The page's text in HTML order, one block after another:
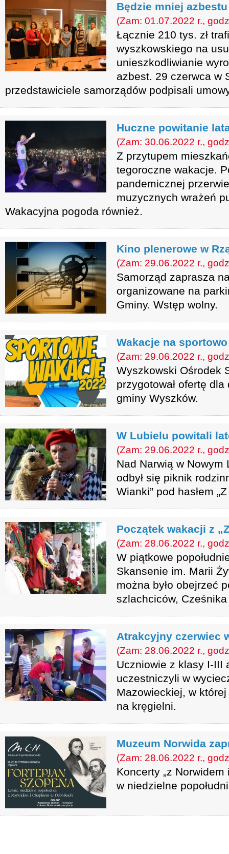
Będzie mniej azbestu
(Zam: 01.07.2022 r.,
Łącznie 210 tys. zł
wyszkowskiego na
unieszkodliwianie
azbest. 29 czerwca w
przedstawiciele samorządów podpisali
Huczne powitanie
(Zam: 30.06.2022 r.,
Z przytupem
tegoroczne wakacje.
pandemicznej
muzycznych wrażeń
Wakacyjna pogoda również.
Kino plenerowe w
(Zam: 29.06.2022 r.,
Samorząd zaprasza
organizowane na
Gminy. Wstęp wolny.
Wakacje na sportowo
(Zam: 29.06.2022 r.,
Wyszkowski Ośrodek
przygotował ofertę
gminy Wyszków.
W Lubielu powitali
(Zam: 29.06.2022 r.,
Nad Narwią w Nowym
odbył się piknik
Wianki” pod hasłem
Początek wakacji z
(Zam: 28.06.2022 r.,
W piątkowe
Skansenie im. Marii
można było obejrzeć
szlachciców,
Atrakcyjny czerwiec
(Zam: 28.06.2022 r.,
Uczniowie z klasy I-III
uczestniczyli w
Mazowieckiej, w
na kręgielni.
Muzeum Norwida
(Zam: 28.06.2022 r.,
Koncerty „z
w niedzielne